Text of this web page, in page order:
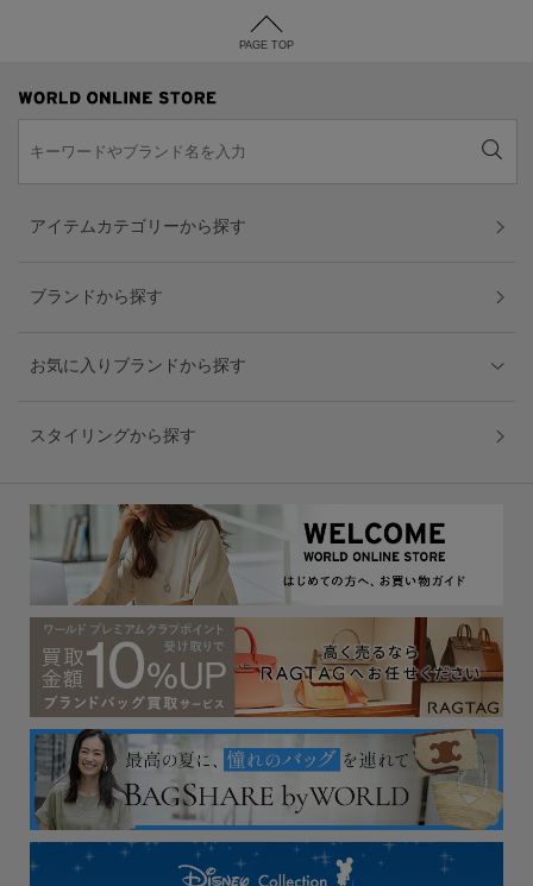
PAGE TOP
アイテムカテゴリーから探す
ブランドから探す
お気に入りブランドから探す
スタイリングから探す